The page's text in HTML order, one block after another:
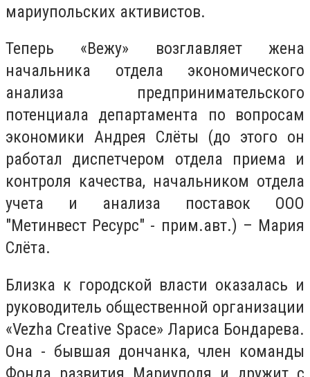
мариупольских активистов.
Теперь «Вежу» возглавляет жена
начальника отдела экономического
анализа предпринимательского
потенциала департамента по вопросам
экономики Андрея Слёты (до этого он
работал диспетчером отдела приема и
контроля качества, начальником отдела
учета и анализа поставок ООО
"Метинвест Ресурс" - прим.авт.) – Мария
Слёта.
Близка к городской власти оказалась и
руководитель общественной организации
«Vezha Creative Space» Лариса Бондарева.
Она - бывшая дончанка, член команды